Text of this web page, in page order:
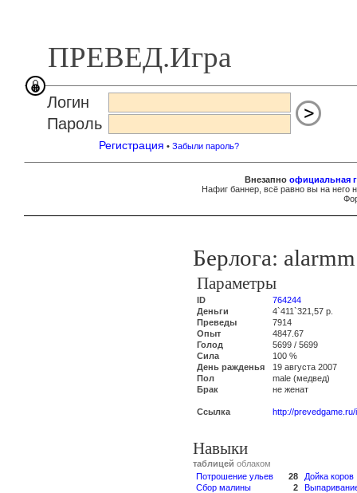
ПРЕВЕД.Игра
Логин
Пароль
Регистрация • Забыли пароль?
Внезапно официальная
Нафиг баннер, всё равно вы на
Берлога: alarmm
Параметры
ID
764244
Деньги
4`411`321,57 р.
Преведы
7914
Опыт
4847.67
Голод
5699 / 5699
Сила
100 %
День ражденья
19 августа 2007
Пол
male (медвед)
Брак
не женат
Ссылка http://
Навыки
таблицей облаком
Потрошение ульев
28
Сбор малины
2
Дойка коров